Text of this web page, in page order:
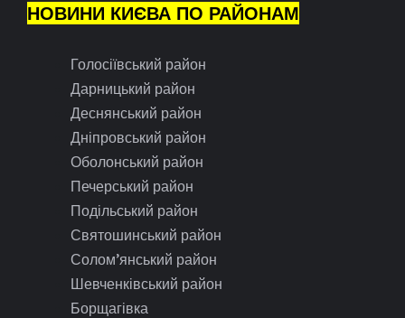
НОВИНИ КИЄВА ПО РАЙОНАМ
Голосіївський район
Дарницький район
Деснянський район
Дніпровський район
Оболонський район
Печерський район
Подільський район
Святошинський район
Солом’янський район
Шевченківський район
Борщагівка